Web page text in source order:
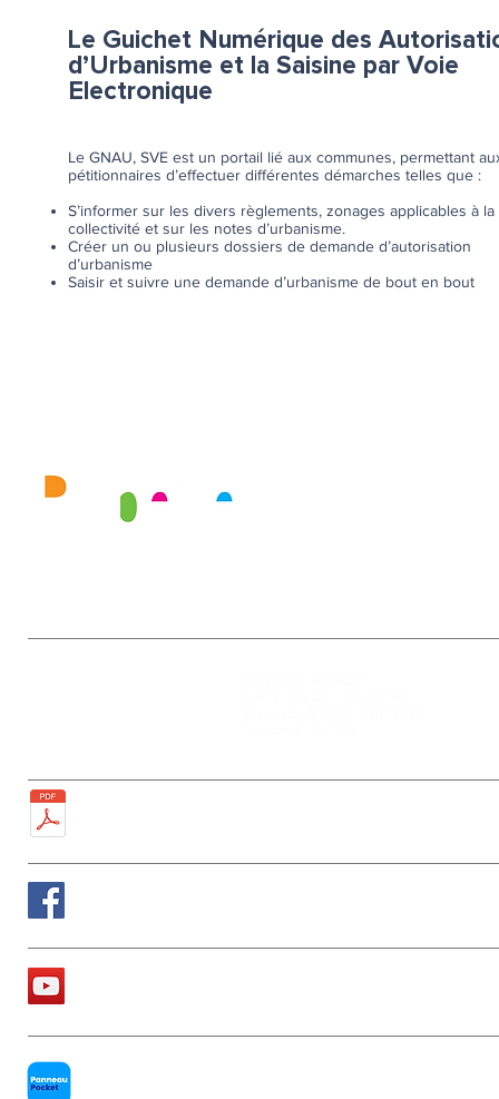
Le Guichet Numérique des
d’Urbanisme et la Saisine par Voie
Electronique
Le GNAU, SVE est un portail lié aux communes, permettant
pétitionnaires d’effectuer différentes démarches telles que :
S’informer sur les divers règlements, zonages applicables à la
collectivité et sur les notes d’urbanisme.
Créer un ou plusieurs dossiers de demande d’autorisation
d’urbanisme
Saisir et suivre une demande d’urbanisme de bout en bout